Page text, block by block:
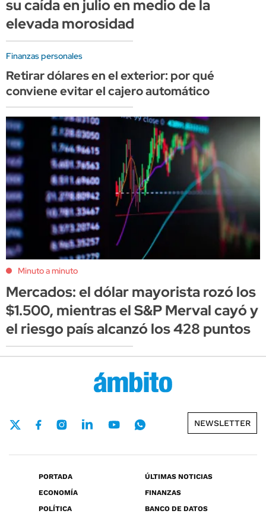
su caída en julio en medio de la
elevada morosidad
Finanzas personales
Retirar dólares en el exterior: por qué
conviene evitar el cajero automático
Minuto a minuto
Mercados: el dólar mayorista rozó los
$1.500, mientras el S&P Merval cayó y
el riesgo país alcanzó los 428 puntos
NEWSLETTER
PORTADA
ÚLTIMAS NOTICIAS
ECONOMÍA
FINANZAS
POLÍTICA
BANCO DE DATOS